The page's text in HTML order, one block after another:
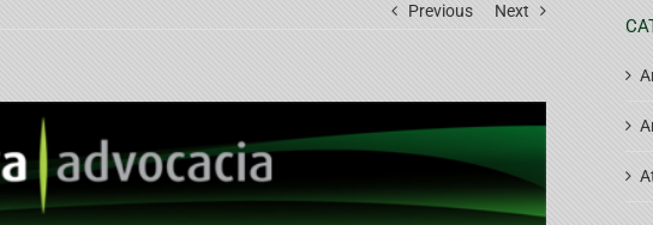
Previous Next